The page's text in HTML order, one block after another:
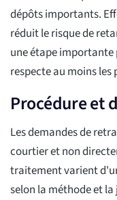
dépôts importants.
réduit le risque de
une étape
respecte au moins
Procédure et
Les demandes de
courtier et non
traitement varient
selon la méthode et